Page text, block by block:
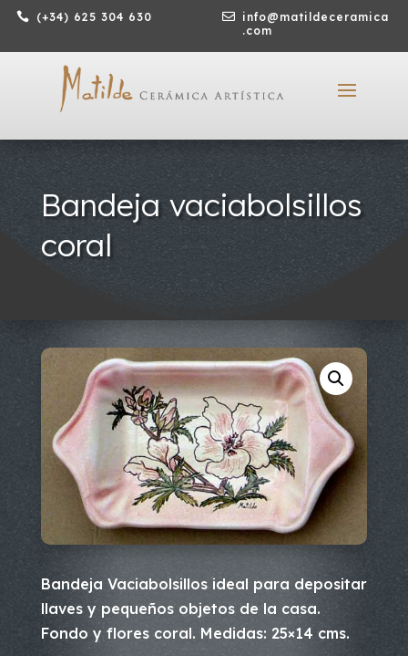
 (+34) 625 304 630 
info@matildeceramica
.com
Bandeja vaciabolsillos
coral
Bandeja Vaciabolsillos ideal para depositar
llaves y pequeños objetos de la casa.
Fondo y flores coral. Medidas: 25×14 cms.